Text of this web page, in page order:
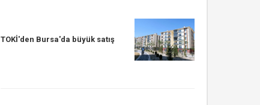
TOKİ'den Bursa'da büyük satış